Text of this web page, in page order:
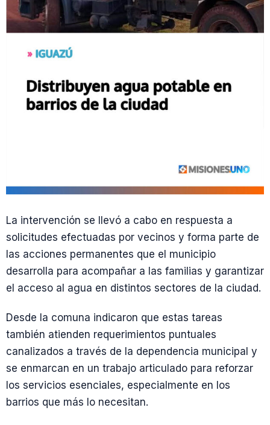
La intervención se llevó a cabo en respuesta a
solicitudes efectuadas por vecinos y forma parte de
las acciones permanentes que el municipio
desarrolla para acompañar a las familias y garantizar
el acceso al agua en distintos sectores de la ciudad.
Desde la comuna indicaron que estas tareas
también atienden requerimientos puntuales
canalizados a través de la dependencia municipal y
se enmarcan en un trabajo articulado para reforzar
los servicios esenciales, especialmente en los
barrios que más lo necesitan.